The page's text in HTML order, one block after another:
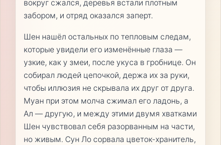
вокруг сжался, деревья встали плотным
забором, и отряд оказался заперт.
Шен нашёл остальных по тепловым следам,
которые увидели его изменённые глаза —
узкие, как у змеи, после укуса в гробнице. Он
собирал людей цепочкой, держа их за руки,
чтобы иллюзия не скрывала их друг от друга.
Муан при этом молча сжимал его ладонь, а
Ал — другую, и между этими двумя хватками
Шен чувствовал себя разорванным на части,
но живым. Сун Ло сорвала цветок-хранитель,